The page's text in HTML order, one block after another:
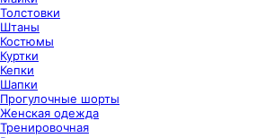
Толстовки
Штаны
Костюмы
Куртки
Кепки
Шапки
Прогулочные шорты
Женская одежда
Тренировочная